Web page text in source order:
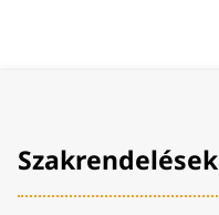
Szakrendelések